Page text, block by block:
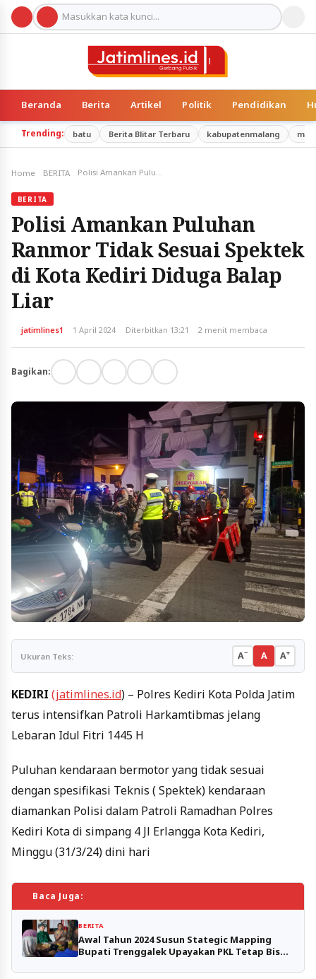
Beranda Berita Artikel Politik Pendidikan
Trending: batu Berita Blitar Terbaru kabupatenmalang
Home BERITA
BERITA
Polisi Amankan Puluhan
Ranmor Tidak Sesuai Spektek
di Kota Kediri Diduga Balap
Liar
jatimlines1 1 April 2024 Diterbitkan 13:21 2 menit membaca
Bagikan:
Ukuran Teks: A− A A+
KEDIRI (jatimlines.id) – Polres Kediri Kota Polda Jatim
terus intensifkan Patroli Harkamtibmas jelang
Lebaran Idul Fitri 1445 H
Puluhan kendaraan bermotor yang tidak sesuai
dengan spesifikasi Teknis ( Spektek) kendaraan
diamankan Polisi dalam Patroli Ramadhan Polres
Kediri Kota di simpang 4 Jl Erlangga Kota Kediri,
Minggu (31/3/24) dini hari
Baca Juga:
BERITA
Awal Tahun 2024 Susun Stategic Mapping
Bupati Trenggalek Upayakan PKL Tetap Bisa